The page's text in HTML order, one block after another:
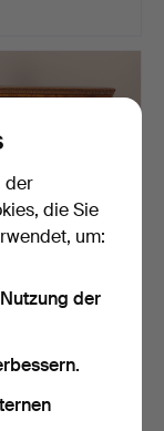
Chippendale-
der
die Sie
um:
der